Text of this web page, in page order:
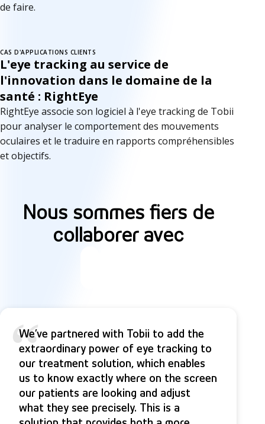
de faire.
CAS D'APPLICATIONS CLIENTS
L'eye tracking au service de
l'innovation dans le domaine de la
santé : RightEye
RightEye associe son logiciel à l'eye tracking de Tobii
pour analyser le comportement des mouvements
oculaires et le traduire en rapports compréhensibles
et objectifs.
Nous sommes fiers de
collaborer avec
“
We’ve partnered with Tobii to add the
extraordinary power of eye tracking to
our treatment solution, which enables
us to know exactly where on the screen
our patients are looking and adjust
what they see precisely. This is a